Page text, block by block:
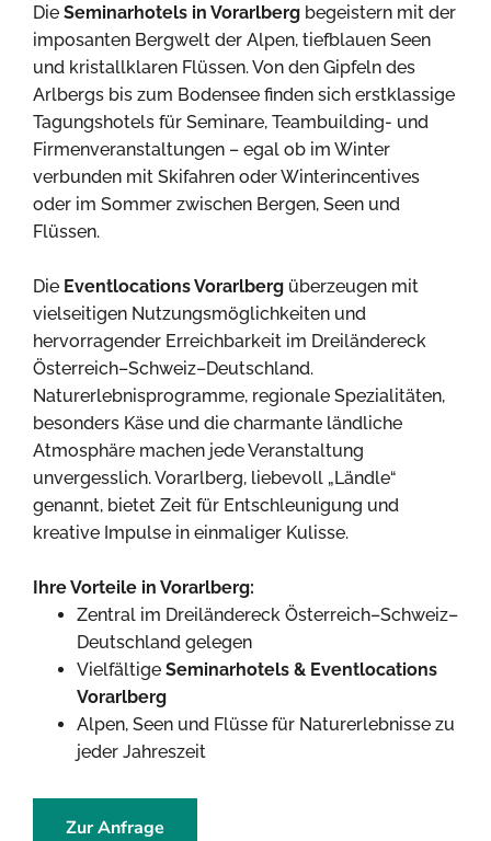
Die Seminarhotels in Vorarlberg begeistern mit der
imposanten Bergwelt der Alpen, tiefblauen Seen
und kristallklaren Flüssen. Von den Gipfeln des
Arlbergs bis zum Bodensee finden sich erstklassige
Tagungshotels für Seminare, Teambuilding- und
Firmenveranstaltungen – egal ob im Winter
verbunden mit Skifahren oder Winterincentives
oder im Sommer zwischen Bergen, Seen und
Flüssen.
Die Eventlocations Vorarlberg überzeugen mit
vielseitigen Nutzungsmöglichkeiten und
hervorragender Erreichbarkeit im Dreiländereck
Österreich–Schweiz–Deutschland.
Naturerlebnisprogramme, regionale Spezialitäten,
besonders Käse und die charmante ländliche
Atmosphäre machen jede Veranstaltung
unvergesslich. Vorarlberg, liebevoll „Ländle“
genannt, bietet Zeit für Entschleunigung und
kreative Impulse in einmaliger Kulisse.
Ihre Vorteile in Vorarlberg:
Zentral im Dreiländereck Österreich–Schweiz–
Deutschland gelegen
Vielfältige Seminarhotels & Eventlocations
Vorarlberg
Alpen, Seen und Flüsse für Naturerlebnisse zu
jeder Jahreszeit
Zur Anfrage